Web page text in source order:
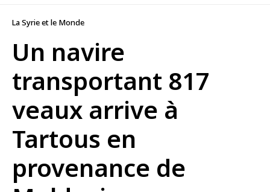
La Syrie et le Monde
Un navire
transportant 817
veaux arrive à
Tartous en
provenance de